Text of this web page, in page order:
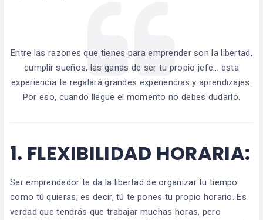
Entre las razones que tienes para emprender son la libertad,
cumplir sueños, las ganas de ser tu propio jefe… esta
experiencia te regalará grandes experiencias y aprendizajes.
Por eso, cuando llegue el momento no debes dudarlo.
1. FLEXIBILIDAD HORARIA:
Ser emprendedor te da la libertad de organizar tu tiempo
como tú quieras; es decir, tú te pones tu propio horario. Es
verdad que tendrás que trabajar muchas horas, pero